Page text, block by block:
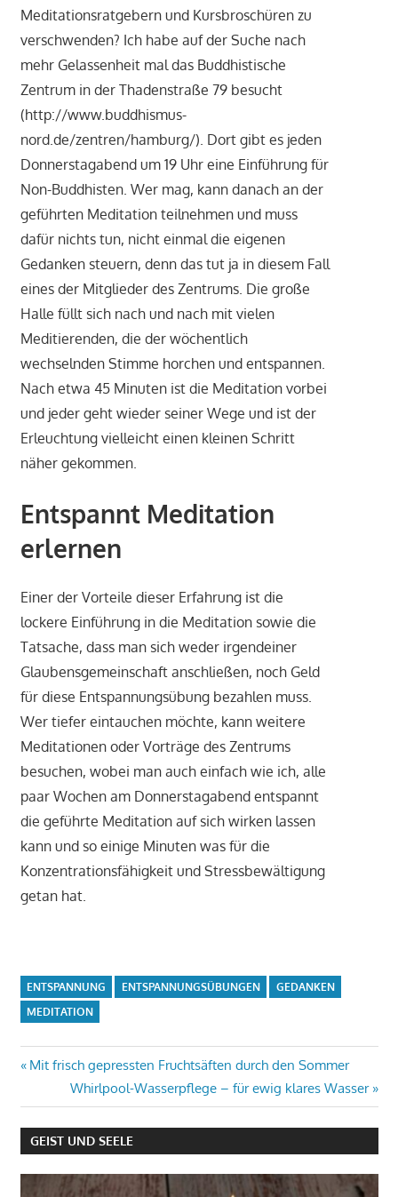
Meditationsratgebern und Kursbroschüren zu
verschwenden? Ich habe auf der Suche nach
mehr Gelassenheit mal das Buddhistische
Zentrum in der Thadenstraße 79 besucht
(http://www.buddhismus-
nord.de/zentren/hamburg/). Dort gibt es jeden
Donnerstagabend um 19 Uhr eine Einführung für
Non-Buddhisten. Wer mag, kann danach an der
geführten Meditation teilnehmen und muss
dafür nichts tun, nicht einmal die eigenen
Gedanken steuern, denn das tut ja in diesem Fall
eines der Mitglieder des Zentrums. Die große
Halle füllt sich nach und nach mit vielen
Meditierenden, die der wöchentlich
wechselnden Stimme horchen und entspannen.
Nach etwa 45 Minuten ist die Meditation vorbei
und jeder geht wieder seiner Wege und ist der
Erleuchtung vielleicht einen kleinen Schritt
näher gekommen.
Entspannt Meditation
erlernen
Einer der Vorteile dieser Erfahrung ist die
lockere Einführung in die Meditation sowie die
Tatsache, dass man sich weder irgendeiner
Glaubensgemeinschaft anschließen, noch Geld
für diese Entspannungsübung bezahlen muss.
Wer tiefer eintauchen möchte, kann weitere
Meditationen oder Vorträge des Zentrums
besuchen, wobei man auch einfach wie ich, alle
paar Wochen am Donnerstagabend entspannt
die geführte Meditation auf sich wirken lassen
kann und so einige Minuten was für die
Konzentrationsfähigkeit und Stressbewältigung
getan hat.
ENTSPANNUNG ENTSPANNUNGSÜBUNGEN
GEDANKEN
MEDITATION
Beitrags-
Navigation
Vorheriger
Beitrag:
Mit frisch gepressten Fruchtsäften durch den Sommer
Nächster
Beitrag:
Whirlpool-Wasserpflege – für ewig klares Wasser
GEIST UND SEELE